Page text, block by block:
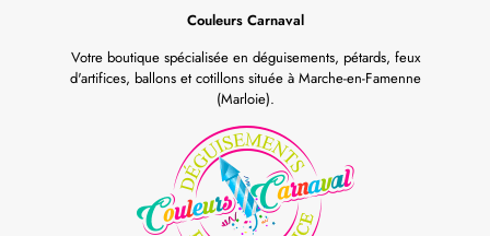
Couleurs Carnaval
Votre boutique spécialisée en déguisements, pétards, feux
d'artifices, ballons et cotillons située à Marche-en-Famenne
(Marloie).